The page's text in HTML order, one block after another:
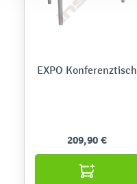
EXPO Konferenztisch
209,90 €